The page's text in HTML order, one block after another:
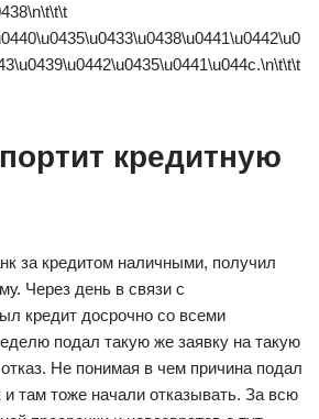
кредитную
за кредитом наличными, получил
Через день в связи с
кредит досрочно со всеми
подал такую же заявку на такую
Не понимая в чем причина подал
и там тоже начали отказывать. За всю